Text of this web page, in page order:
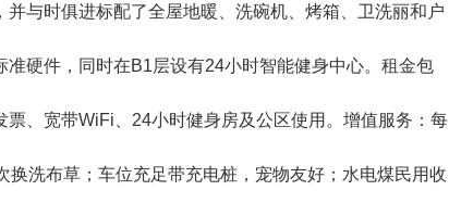
并与时俱进标配了全屋地暖、洗碗机、烤箱、卫洗丽和户
准硬件，同时在B1层设有24小时智能健身中心。租金包
票、宽带WiFi、24小时健身房及公区使用。增值服务：每
换洗布草；车位充足带充电桩，宠物友好；水电煤民用收